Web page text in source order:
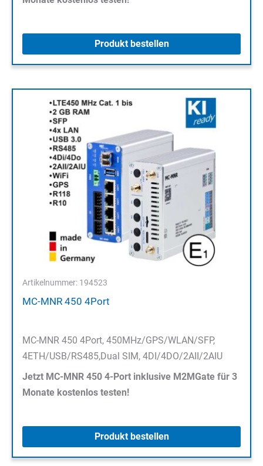
Produkt bestellen
Artikelnummer: 194523
MC-MNR 450 4Port
MC-MNR 450 4Port, 450MHz/GPS/WLAN/SFP,
4ETH/USB/RS485,Dual SIM, 4DI/4DO/2AII/2AIU
Jetzt MC-MNR 450 4-Port inklusive M2MGate für 3
Monate kostenlos testen!
Produkt bestellen